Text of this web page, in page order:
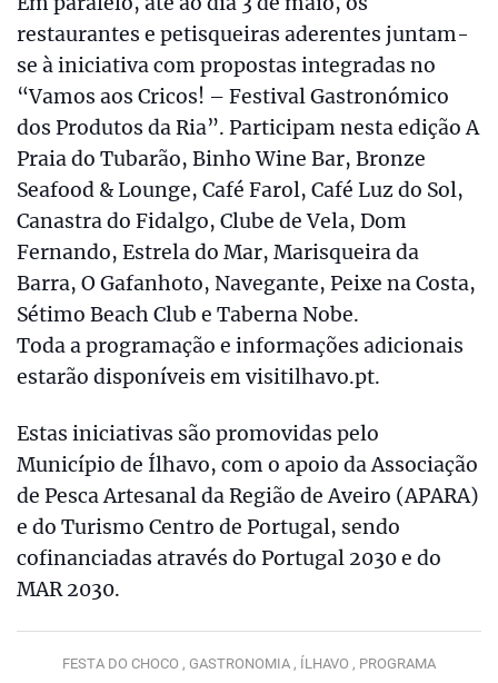
restaurantes e petisqueiras aderentes juntam-
se à iniciativa com propostas integradas no
“Vamos aos Cricos! – Festival Gastronómico
dos Produtos da Ria”. Participam nesta edição A
Praia do Tubarão, Binho Wine Bar, Bronze
Seafood & Lounge, Café Farol, Café Luz do Sol,
Canastra do Fidalgo, Clube de Vela, Dom
Fernando, Estrela do Mar, Marisqueira da
Barra, O Gafanhoto, Navegante, Peixe na Costa,
Sétimo Beach Club e Taberna Nobe.
Toda a programação e informações adicionais
estarão disponíveis em visitilhavo.pt.
Estas iniciativas são promovidas pelo
Município de Ílhavo, com o apoio da Associação
de Pesca Artesanal da Região de Aveiro (APARA)
e do Turismo Centro de Portugal, sendo
cofinanciadas através do Portugal 2030 e do
MAR 2030.
FESTA DO CHOCO , GASTRONOMIA , ÍLHAVO , PROGRAMA